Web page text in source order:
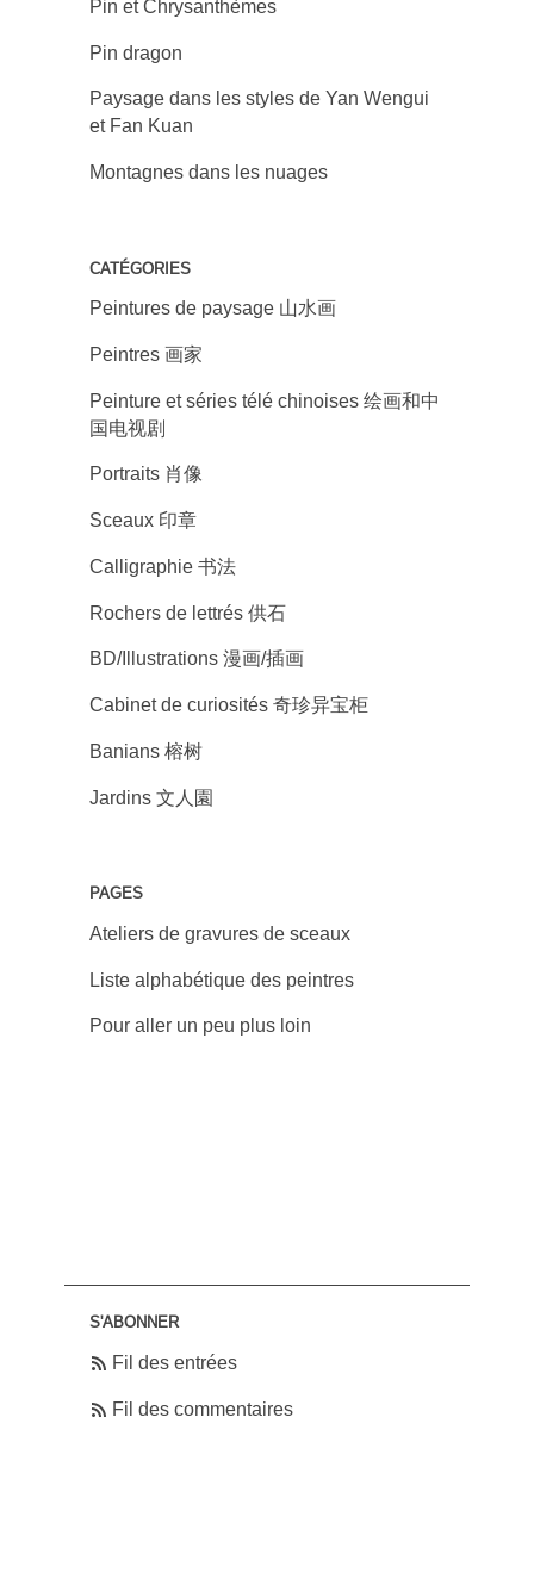
Pin et Chrysanthèmes
Pin dragon
Paysage dans les styles de Yan Wengui
et Fan Kuan
Montagnes dans les nuages
CATÉGORIES
Peintures de paysage 山水画
Peintres 画家
Peinture et séries télé chinoises 绘画和中
国电视剧
Portraits 肖像
Sceaux 印章
Calligraphie 书法
Rochers de lettrés 供石
BD/Illustrations 漫画/插画
Cabinet de curiosités 奇珍异宝柜
Banians 榕树
Jardins 文人園
PAGES
Ateliers de gravures de sceaux
Liste alphabétique des peintres
Pour aller un peu plus loin
S'ABONNER
Fil des entrées
Fil des commentaires